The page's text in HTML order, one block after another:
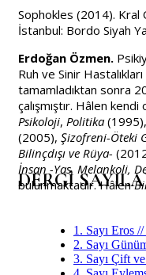
Sophokles (2014). Kral
İstanbul: Bordo Siyah
Erdoğan Özmen.
Ruh ve Sinir
tamamladıktan sonra
çalışmıştır. Hâlen
Psikoloji, Politika (1995),
(2005), Şizofreni-Öteki
Bilinçdışı ve Rüya-
İnsan -Yas, Melankoli,
bulunmaktadır. Hâlen
DERGİ
1. Sayı Eros
2. Sayı
3. Sayı Çift